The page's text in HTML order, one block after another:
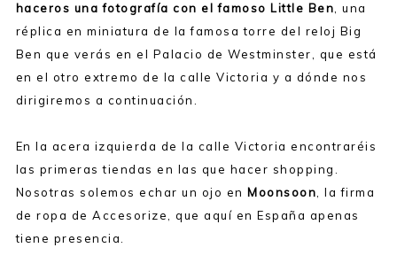
haceros una fotografía con el famoso Little Ben, una
réplica en miniatura de la famosa torre del reloj Big
Ben que verás en el Palacio de Westminster, que está
en el otro extremo de la calle Victoria y a dónde nos
dirigiremos a continuación.
En la acera izquierda de la calle Victoria encontraréis
las primeras tiendas en las que hacer shopping.
Nosotras solemos echar un ojo en Moonsoon, la firma
de ropa de Accesorize, que aquí en España apenas
tiene presencia.